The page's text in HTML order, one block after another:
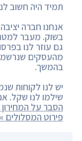
תמיד היה חשוב
אנחנו חברה
בשוק. מעבר
גם עוזר לנו
מהעסקים
בהמשך.
יש לנו לקוחות
שילמו לנו שקל.
הסבר על המחירון
פירוט המסלולים »